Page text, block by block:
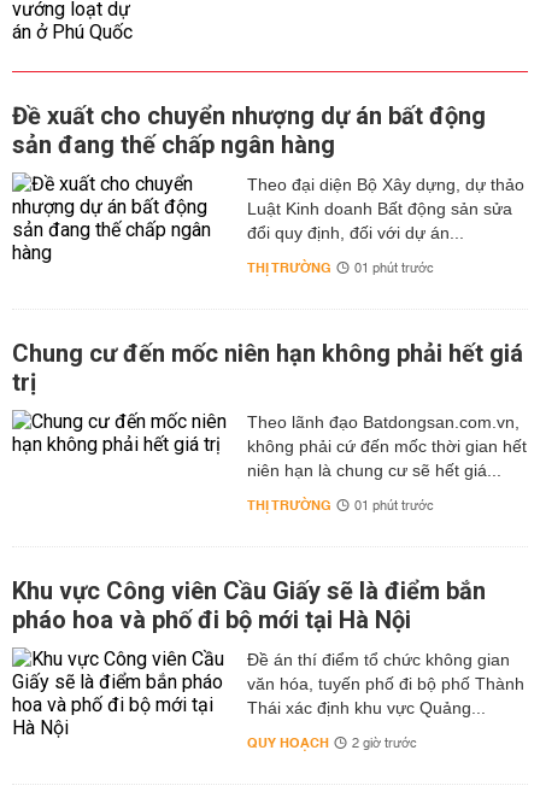
Đề xuất cho chuyển nhượng dự án bất động
sản đang thế chấp ngân hàng
Theo đại diện Bộ Xây dựng, dự thảo
Luật Kinh doanh Bất động sản sửa
đổi quy định, đối với dự án...
THỊ TRƯỜNG 01 phút trước
Chung cư đến mốc niên hạn không phải hết giá
trị
Theo lãnh đạo Batdongsan.com.vn,
không phải cứ đến mốc thời gian hết
niên hạn là chung cư sẽ hết giá...
THỊ TRƯỜNG 01 phút trước
Khu vực Công viên Cầu Giấy sẽ là điểm bắn
pháo hoa và phố đi bộ mới tại Hà Nội
Đề án thí điểm tổ chức không gian
văn hóa, tuyến phố đi bộ phố Thành
Thái xác định khu vực Quảng...
QUY HOẠCH 2 giờ trước